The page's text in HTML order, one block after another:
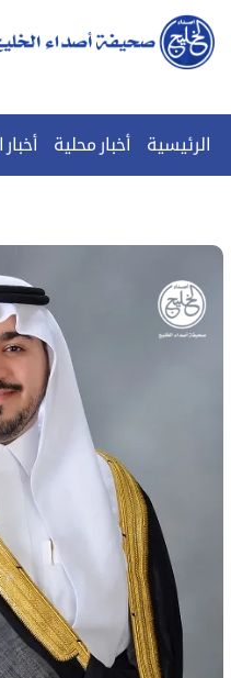
الرئيسية أخبار محلية